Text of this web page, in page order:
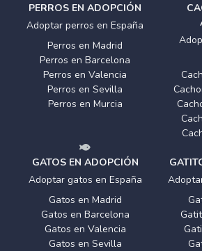
PERROS EN ADOPCIÓN
Adoptar perros en España
Perros en Madrid
Perros en Barcelona
Perros en Valencia
Perros en Sevilla
Perros en Murcia
GATOS EN ADOPCIÓN
Adoptar gatos en España
Gatos en Madrid
Gatos en Barcelona
Gatos en Valencia
Gatos en Sevilla